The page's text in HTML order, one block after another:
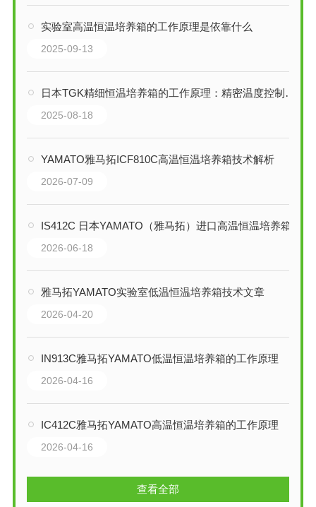
实验室高温恒温培养箱的工作原理是依靠什么
2025-09-13
日本TGK精细恒温培养箱的工作原理：精密温度控制的科学艺术
2025-08-18
YAMATO雅马拓ICF810C高温恒温培养箱技术解析
2026-07-09
IS412C 日本YAMATO（雅马拓）进口高温恒温培养箱技术详解
2026-06-18
雅马拓YAMATO实验室低温恒温培养箱技术文章
2026-04-20
IN913C雅马拓YAMATO低温恒温培养箱的工作原理
2026-04-16
IC412C雅马拓YAMATO高温恒温培养箱的工作原理
2026-04-16
查看全部